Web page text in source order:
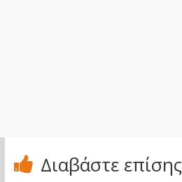
Διαβάστε επίσης